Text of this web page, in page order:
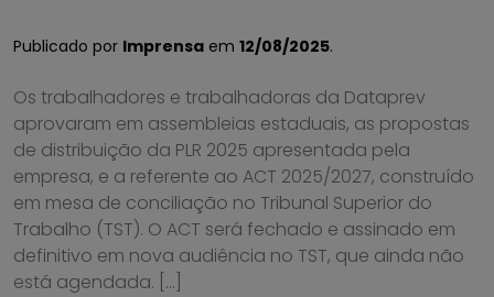
Publicado por Imprensa em 12/08/2025.
Os trabalhadores e trabalhadoras da Dataprev
aprovaram em assembleias estaduais, as propostas
de distribuição da PLR 2025 apresentada pela
empresa, e a referente ao ACT 2025/2027, construído
em mesa de conciliação no Tribunal Superior do
Trabalho (TST). O ACT será fechado e assinado em
definitivo em nova audiência no TST, que ainda não
está agendada. […]